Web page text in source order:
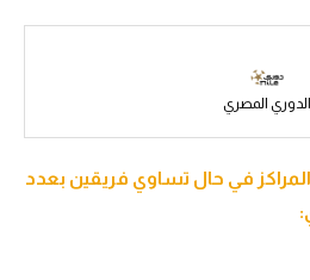
الدوري المصري
في حال تساوي فريقين بعدد